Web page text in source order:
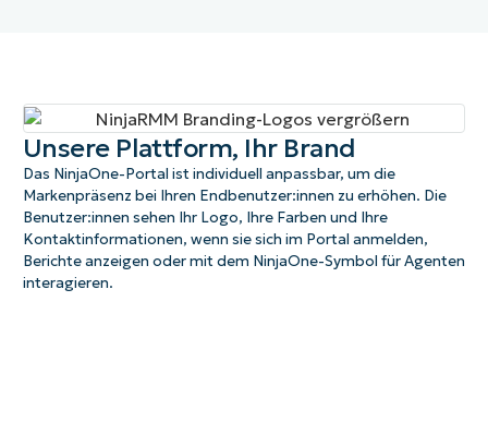
Unsere Plattform, Ihr Brand
Das NinjaOne-Portal ist individuell anpassbar, um die
Markenpräsenz bei Ihren Endbenutzer:innen zu erhöhen. Die
Benutzer:innen sehen Ihr Logo, Ihre Farben und Ihre
Kontaktinformationen, wenn sie sich im Portal anmelden,
Berichte anzeigen oder mit dem NinjaOne-Symbol für Agenten
interagieren.